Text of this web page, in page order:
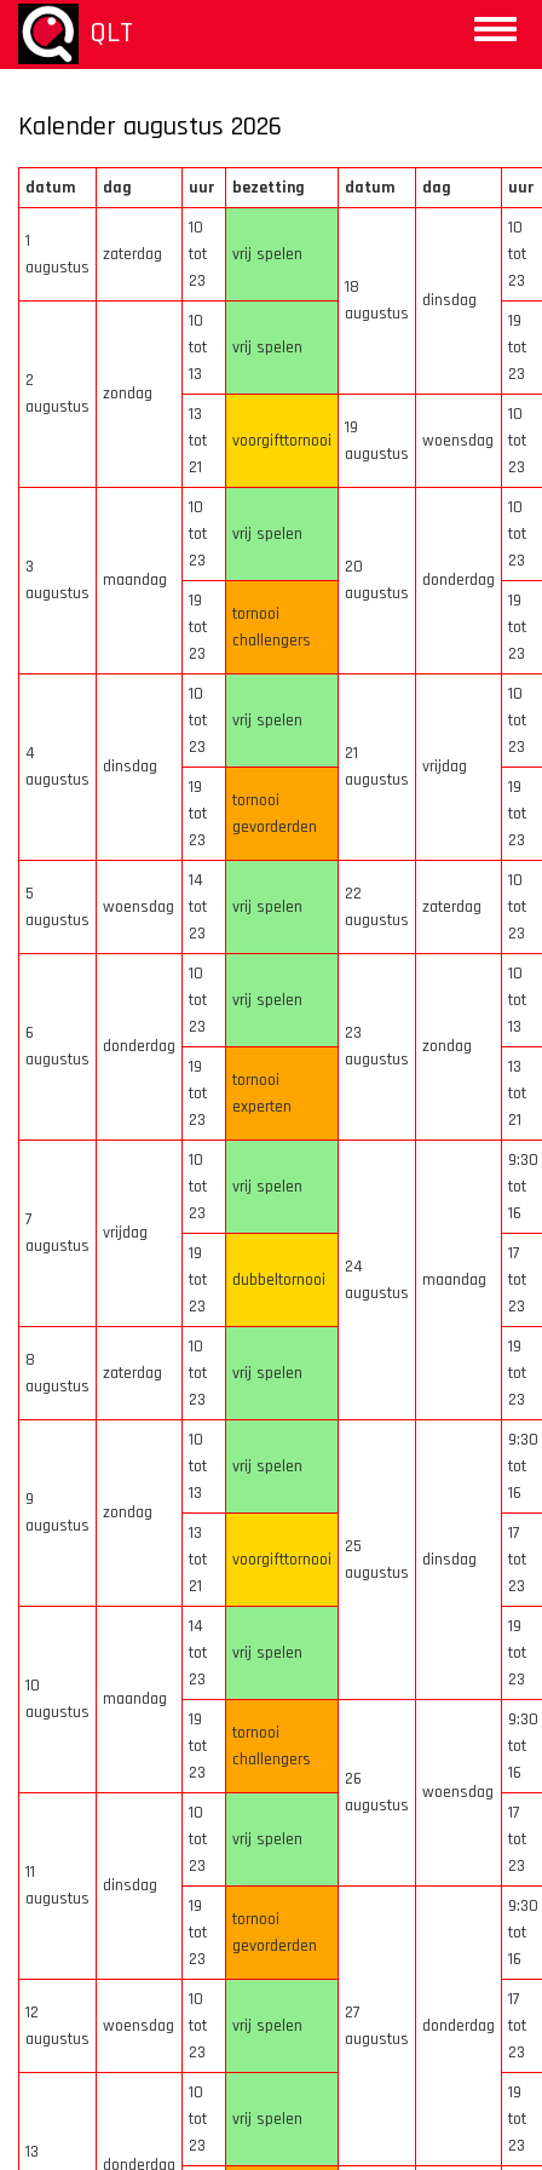
Overslaan
naar
inhoud
Toggle
QLT
Kalender augustus 2026
datum dag uur bezetting datum dag uur
1
augustus
zaterdag
10
tot
23
vrij spelen
18
augustus
dinsdag
10
tot
23
2
augustus
zondag
10
tot
13
vrij spelen
19
tot
23
13
tot
21
voorgifttornooi
19
augustus
woensdag
10
tot
23
3
augustus
maandag
10
tot
23
vrij spelen
20
augustus
donderdag
10
tot
23
19
tot
23
tornooi
challengers
19
tot
23
4
augustus
dinsdag
10
tot
23
vrij spelen
21
augustus
vrijdag
10
tot
23
19
tot
23
tornooi
gevorderden
19
tot
23
5
augustus
woensdag
14
tot
23
vrij spelen
22
augustus
zaterdag
10
tot
23
6
augustus
donderdag
10
tot
23
vrij spelen
23
augustus
zondag
10
tot
13
19
tot
23
tornooi
experten
13
tot
21
7
augustus
vrijdag
10
tot
23
vrij spelen
24
augustus
maandag
9:30
tot
16
19
tot
23
dubbeltornooi
17
tot
23
8
augustus
zaterdag
10
tot
23
vrij spelen
19
tot
23
9
augustus
zondag
10
tot
13
vrij spelen
25
augustus
dinsdag
9:30
tot
16
13
tot
21
voorgifttornooi
17
tot
23
10
augustus
maandag
14
tot
23
vrij spelen
19
tot
23
19
tot
23
tornooi
challengers
26
augustus
woensdag
9:30
tot
16
11
augustus
dinsdag
10
tot
23
vrij spelen
17
tot
23
19
tot
23
tornooi
gevorderden
27
augustus
donderdag
9:30
tot
16
12
augustus
woensdag
10
tot
23
vrij spelen
17
tot
23
13
donderdag
10
tot
23
vrij spelen
19
tot
23